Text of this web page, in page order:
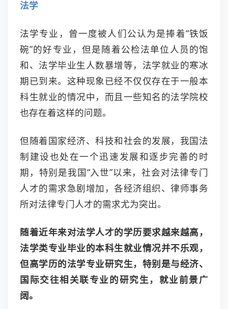
法学
法学专业，曾一度被人们公认为是捧着“铁饭
碗”的好专业，但是随着公检法单位人员的饱
和、法学毕业生人数暴增等，法学就业的寒冰
期已到来。这种现象已经不仅仅存在于一般本
科生就业的情况中，而且一些知名的法学院校
也存在着这样的问题。
但随着国家经济、科技和社会的发展，我国法
制建设也处在一个迅速发展和逐步完善的时
期，特别是我国“入世”以来，社会对法律专门
人才的需求急剧增加，各经济组织、律师事务
所对法律专门人才的需求尤为突出。
随着近年来对法学人才的学历要求越来越高，
法学类专业毕业的本科生就业情况并不乐观，
但高学历的法学专业研究生，特别是与经济、
国际交往相关联专业的研究生，就业前景广
阔。